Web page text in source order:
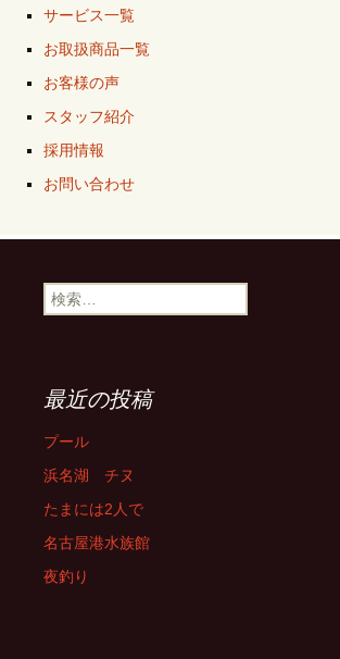
サービス一覧
お取扱商品一覧
お客様の声
スタッフ紹介
採用情報
お問い合わせ
検
索:
最近の投稿
プール
浜名湖 チヌ
たまには2人で
名古屋港水族館
夜釣り